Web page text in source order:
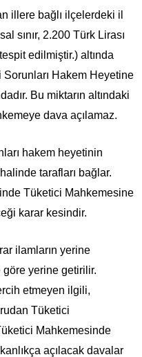
illere bağlı ilçelerdeki il
sınır, 2.200 Türk Lirası
edilmiştir.) altında
Hakem Heyetine
Bu miktarın altındaki
dava açılamaz.
hakem heyetinin
tarafları bağlar.
Tüketici Mahkemesine
karar kesindir.
ilamların yerine
yerine getirilir.
etmeyen ilgili,
Tüketici
Mahkemesinde
açılacak davalar